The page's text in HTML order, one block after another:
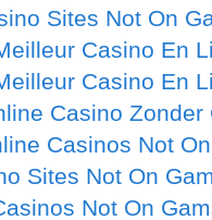
Sites Not On
Casino En
Casino En
Casino Zonder
Casinos Not
Sites Not On
Not On